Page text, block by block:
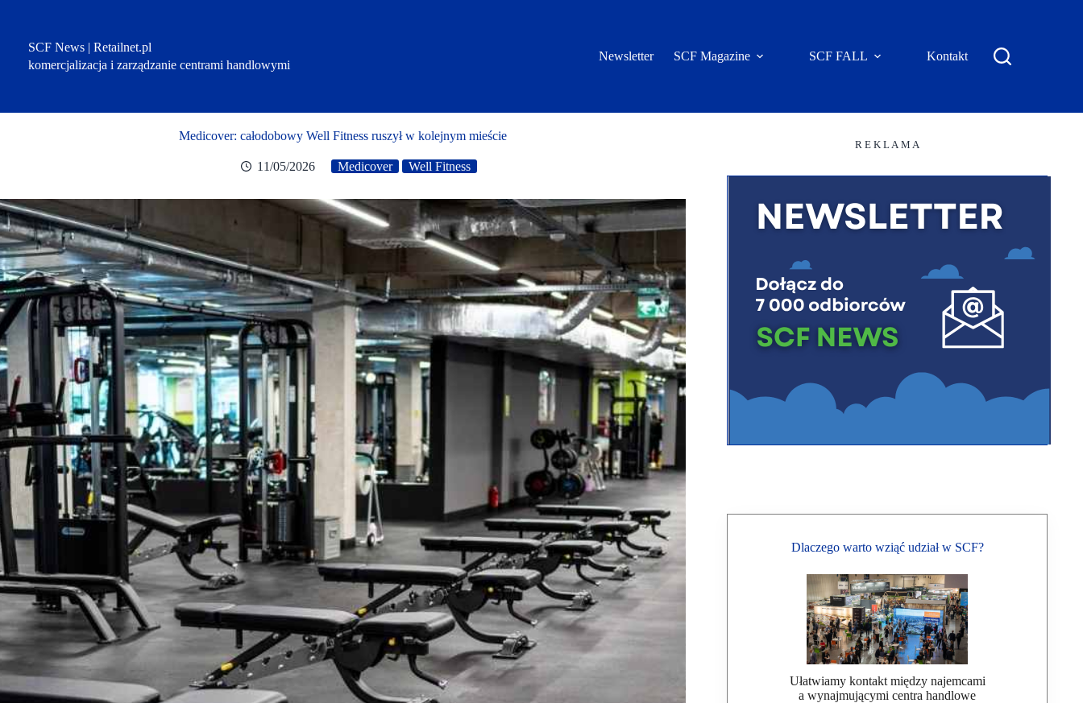
SCF News | Retailnet.pl
komercjalizacja i zarządzanie centrami handlowymi
Newsletter SCF Magazine SCF FALL Kontakt
Medicover: całodobowy Well Fitness ruszył w kolejnym mieście
11/05/2026 Medicover Well Fitness
R E K L A M A
Dlaczego warto wziąć udział w SCF?
Ułatwiamy kontakt między najemcami
a wynajmującymi centra handlowe